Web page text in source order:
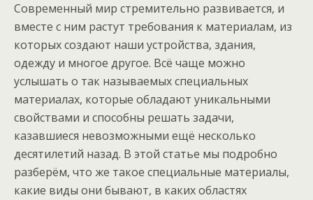
Современный мир стремительно развивается, и
вместе с ним растут требования к материалам, из
которых создают наши устройства, здания,
одежду и многое другое. Всё чаще можно
услышать о так называемых специальных
материалах, которые обладают уникальными
свойствами и способны решать задачи,
казавшиеся невозможными ещё несколько
десятилетий назад. В этой статье мы подробно
разберём, что же такое специальные материалы,
какие виды они бывают, в каких областях